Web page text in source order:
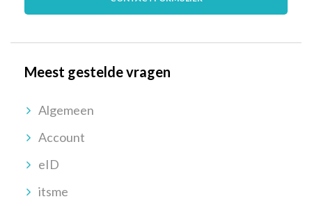
Meest gestelde vragen
Algemeen
Account
eID
itsme